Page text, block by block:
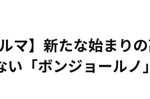
ルマ】新たな始まり
い「ボンジョールノ